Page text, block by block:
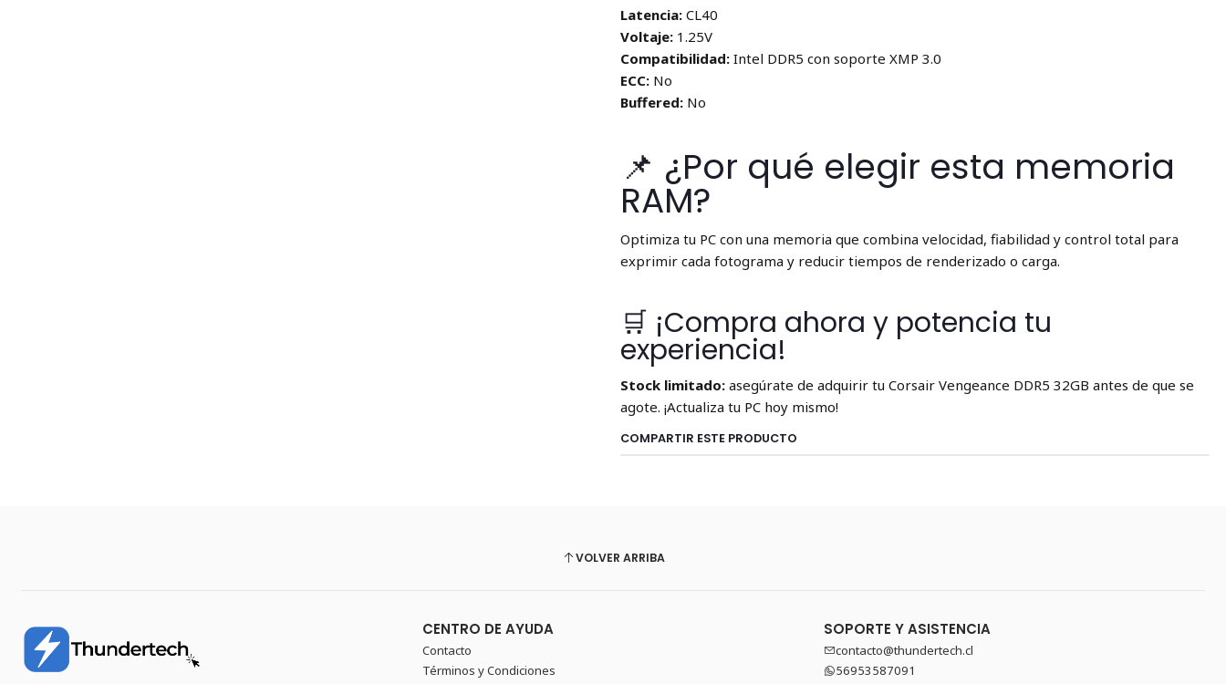
Latencia: CL40
Voltaje: 1.25V
Compatibilidad: Intel DDR5 con soporte XMP 3.0
ECC: No
Buffered: No
📌 ¿Por qué elegir esta memoria
RAM?
Optimiza tu PC con una memoria que combina velocidad, fiabilidad y control total para
exprimir cada fotograma y reducir tiempos de renderizado o carga.
🛒 ¡Compra ahora y potencia tu
experiencia!
Stock limitado: asegúrate de adquirir tu Corsair Vengeance DDR5 32GB antes de que se
agote. ¡Actualiza tu PC hoy mismo!
COMPARTIR ESTE PRODUCTO
VOLVER ARRIBA
CENTRO DE AYUDA
Contacto
Términos y Condiciones
SOPORTE Y ASISTENCIA
contacto@thundertech.cl
56953587091